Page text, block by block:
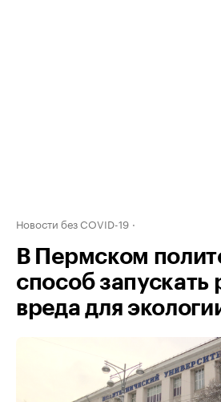
Новости без COVID-19
В Пермском
способ запускать
вреда для